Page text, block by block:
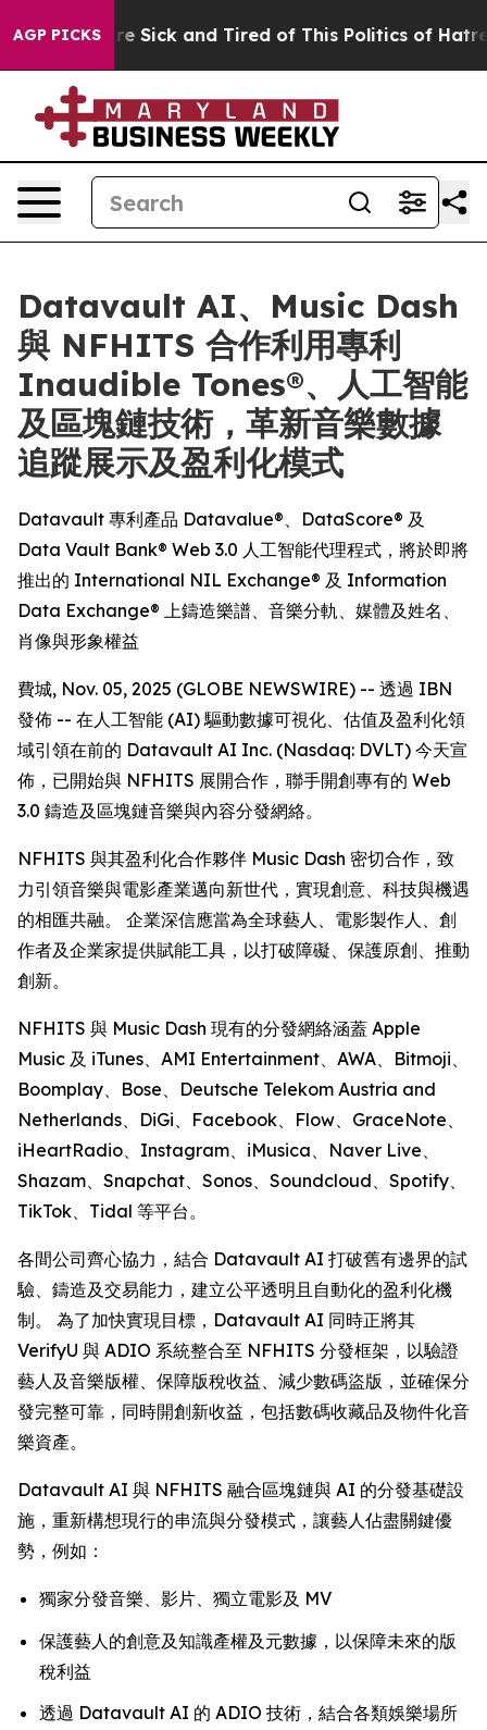
AGP PICKS
Are Sick and Tired of This Politics of Hatred”
Datavault AI、Music Dash
與 NFHITS 合作利用專利
Inaudible Tones®、人工智能
及區塊鏈技術，革新音樂數據
追蹤展示及盈利化模式
Datavault 專利產品 Datavalue®、DataScore® 及
Data Vault Bank® Web 3.0 人工智能代理程式，將於即將
推出的 International NIL Exchange® 及 Information
Data Exchange® 上鑄造樂譜、音樂分軌、媒體及姓名、
肖像與形象權益
費城, Nov. 05, 2025 (GLOBE NEWSWIRE) -- 透過 IBN
發佈 -- 在人工智能 (AI) 驅動數據可視化、估值及盈利化領
域引領在前的 Datavault AI Inc. (Nasdaq: DVLT) 今天宣
佈，已開始與 NFHITS 展開合作，聯手開創專有的 Web
3.0 鑄造及區塊鏈音樂與內容分發網絡。
NFHITS 與其盈利化合作夥伴 Music Dash 密切合作，致
力引領音樂與電影產業邁向新世代，實現創意、科技與機遇
的相匯共融。 企業深信應當為全球藝人、電影製作人、創
作者及企業家提供賦能工具，以打破障礙、保護原創、推動
創新。
NFHITS 與 Music Dash 現有的分發網絡涵蓋 Apple
Music 及 iTunes、AMI Entertainment、AWA、Bitmoji、
Boomplay、Bose、Deutsche Telekom Austria and
Netherlands、DiGi、Facebook、Flow、GraceNote、
iHeartRadio、Instagram、iMusica、Naver Live、
Shazam、Snapchat、Sonos、Soundcloud、Spotify、
TikTok、Tidal 等平台。
各間公司齊心協力，結合 Datavault AI 打破舊有邊界的試
驗、鑄造及交易能力，建立公平透明且自動化的盈利化機
制。 為了加快實現目標，Datavault AI 同時正將其
VerifyU 與 ADIO 系統整合至 NFHITS 分發框架，以驗證
藝人及音樂版權、保障版稅收益、減少數碼盜版，並確保分
發完整可靠，同時開創新收益，包括數碼收藏品及物件化音
樂資產。
Datavault AI 與 NFHITS 融合區塊鏈與 AI 的分發基礎設
施，重新構想現行的串流與分發模式，讓藝人佔盡關鍵優
勢，例如：
獨家分發音樂、影片、獨立電影及 MV
保護藝人的創意及知識產權及元數據，以保障未來的版
稅利益
透過 Datavault AI 的 ADIO 技術，結合各類娛樂場所